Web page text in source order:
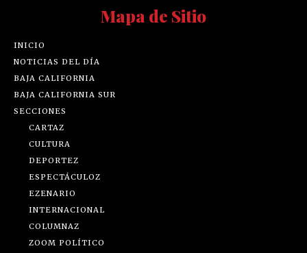
Mapa de Sitio
INICIO
NOTICIAS DEL DÍA
BAJA CALIFORNIA
BAJA CALIFORNIA SUR
SECCIONES
CARTAZ
CULTURA
DEPORTEZ
ESPECTÁCULOZ
EZENARIO
INTERNACIONAL
COLUMNAZ
ZOOM POLÍTICO